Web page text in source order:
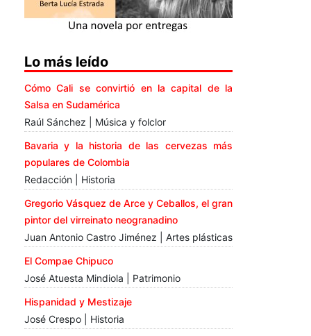
Lo más leído
Cómo Cali se convirtió en la capital de la
Salsa en Sudamérica
Raúl Sánchez | Música y folclor
Bavaria y la historia de las cervezas más
populares de Colombia
Redacción | Historia
Gregorio Vásquez de Arce y Ceballos, el gran
pintor del virreinato neogranadino
Juan Antonio Castro Jiménez | Artes plásticas
El Compae Chipuco
José Atuesta Mindiola | Patrimonio
Hispanidad y Mestizaje
José Crespo | Historia